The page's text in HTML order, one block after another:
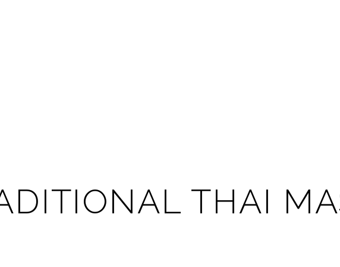
THAI